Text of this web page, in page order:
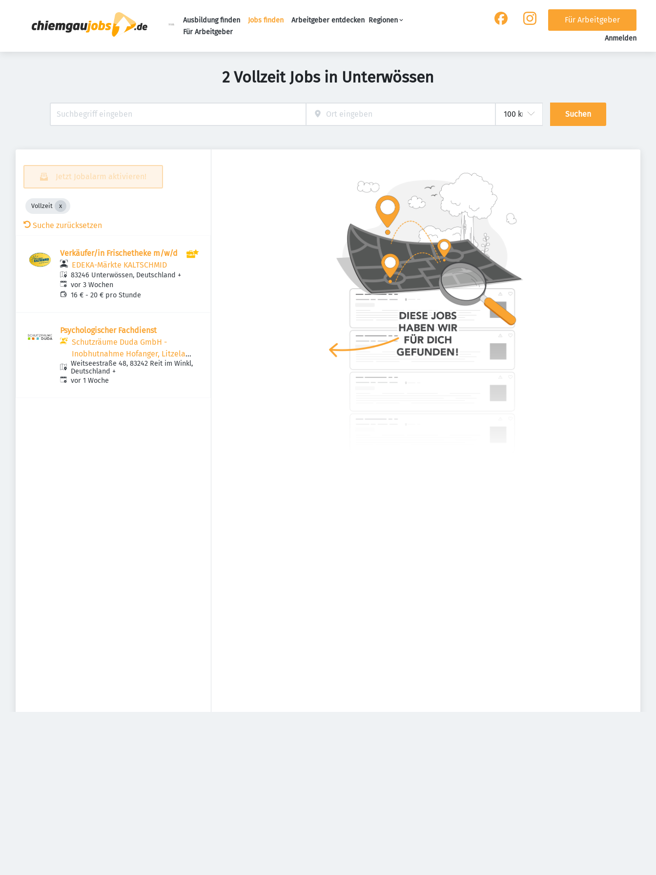
Ausbildung finden Jobs finden Arbeitgeber entdecken Regionen
Für Arbeitgeber
Für Arbeitgeber
Anmelden
2 Vollzeit Jobs in Unterwössen
Suchen
Jetzt Jobalarm aktivieren!
Vollzeit
Suche zurücksetzen
Verkäufer/in Frischetheke m/w/d
EDEKA-Märkte KALTSCHMID
83246 Unterwössen, Deutschland +
Veröffentlicht:
vor 3 Wochen
16 € - 20 € pro Stunde
Psychologischer Fachdienst
Schutzräume Duda GmbH -
Inobhutnahme Hofanger, Litzelau
und Forsthaus
Weitseestraße 48, 83242 Reit im Winkl,
Deutschland +
Veröffentlicht:
vor 1 Woche